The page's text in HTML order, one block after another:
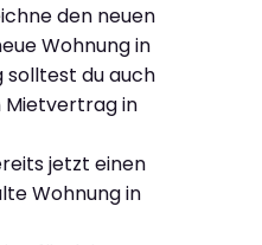
den neuen
Wohnung in
solltest du auch
in
jetzt einen
Wohnung in